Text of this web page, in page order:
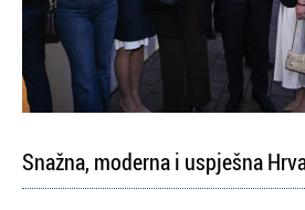
Snažna, moderna i uspješna